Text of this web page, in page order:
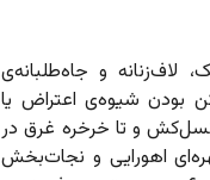
و جاه‌طلبانه‌ی
بودن شیوه‌ی اعتراض یا
نسل‌کش و تا خرخره غرق در
اهورایی و نجات‌بخش